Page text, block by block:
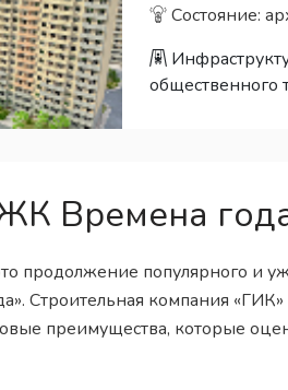
Состояние:
общественного
Времена
продолжение популярного и
Строительная компания
преимущества, которые